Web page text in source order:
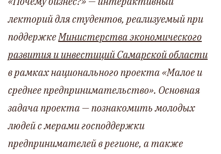
лекторий для студентов, реализуемый при
поддержкеМинистерства экономического
развития и инвестиций Самарской области
в рамках национального проекта «Малое и
среднее предпринимательство». Основная
задача проекта — познакомить молодых
людей с мерами господдержки
предпринимателей в регионе, а также